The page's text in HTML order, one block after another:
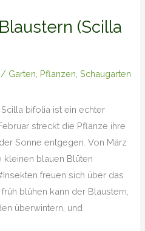
(Scilla
/ Garten Pflanzen ,Schaugarten
bifolia ist ein echter
streckt die Pflanze ihre
Sonne entgegen. Von März
kleinen blauen Blüten
freuen sich über das
blühen kann der Blaustern,
überwintern, und